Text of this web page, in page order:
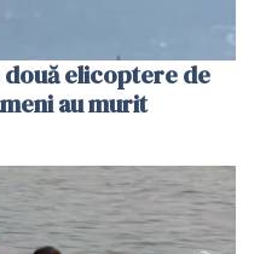
două elicoptere de
au murit